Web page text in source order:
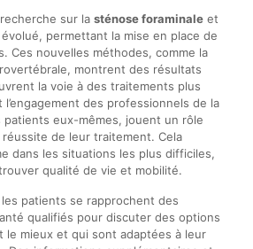
sur la sténose foraminaleet
permettant la mise en place de
Ces nouvelles méthodes, comme la
montrent des résultats
la voie à des traitements plus
l’engagement des professionnels de la
patients eux-mêmes, jouent un rôle
de leur traitement. Cela
dans les situations les plus difficiles,
qualité de vie et mobilité.
patients se rapprochent des
qualifiés pour discuter des options
le mieux et qui sont adaptées à leur